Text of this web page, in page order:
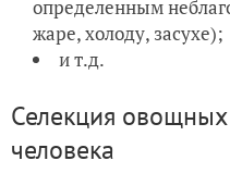
определенным
жаре, холоду, засухе);
и т.д.
Селекция овощных
человека